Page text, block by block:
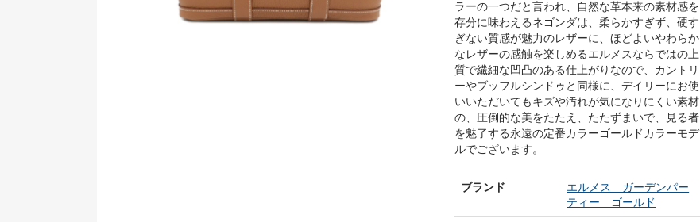
ラーの一つだと言われ、自然な革本来の素材感を
存分に味わえるネゴンダは、柔らかすぎず、硬す
ぎない質感が魅力のレザーに、ほどよいやわらか
なレザーの感触を楽しめるエルメスならではの上
質で繊細な凹凸のある仕上がりなので、カントリ
ーやブッフルシンドゥと同様に、デイリーにお使
いいただいてもキズや汚れが気になりにくい素材
の、圧倒的な美をたたえ、たたずまいで、見る者
を魅了する永遠の定番カラーゴールドカラーモデ
ルでございます。
ブランド
エルメス ガーデンパー
ティー ゴールド